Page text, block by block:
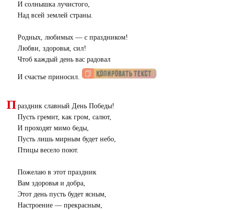
И солнышка лучистого,
Над всей землей страны.
Родных, любимых — с праздником!
Любви, здоровья, сил!
Чтоб каждый день вас радовал
И счастье приносил.
П раздник славный День Победы!
Пусть гремит, как гром, салют,
И проходят мимо беды,
Пусть лишь мирным будет небо,
Птицы весело поют.
Пожелаю в этот праздник
Вам здоровья и добра,
Этот день пусть будет ясным,
Настроение — прекрасным,